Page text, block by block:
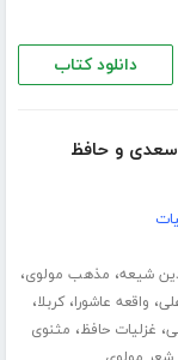
دانلود کتاب
سعدی و حافظ
شیعه، مذهب مولوی،
، واقعه عاشورا،کربلا،
، غزلیات حافظ، مثنوی